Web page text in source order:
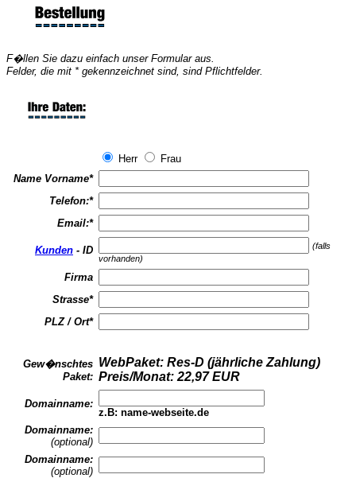
F�llen Sie dazu einfach unser Formular aus.
Felder, die mit * gekennzeichnet sind, sind Pflichtfelder.
Herr
Frau
Name Vorname*
Telefon:*
Email:*
Kunden - ID
(falls
vorhanden)
Firma
Strasse*
PLZ / Ort*
Gew�nschtes
Paket:
WebPaket: Res-D (jährliche Zahlung)
Preis/Monat: 22,97 EUR
Domainname:
z.B: name-webseite.de
Domainname:
(optional)
Domainname:
(optional)